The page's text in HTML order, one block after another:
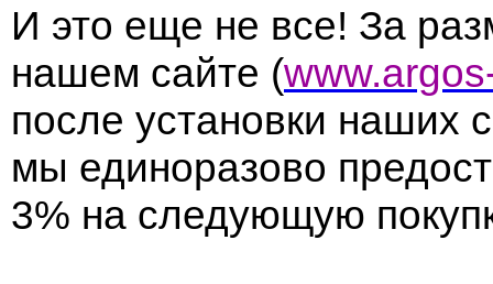
И это еще не все! За
нашем сайте (
после установки наших
мы единоразово
3% на следующую